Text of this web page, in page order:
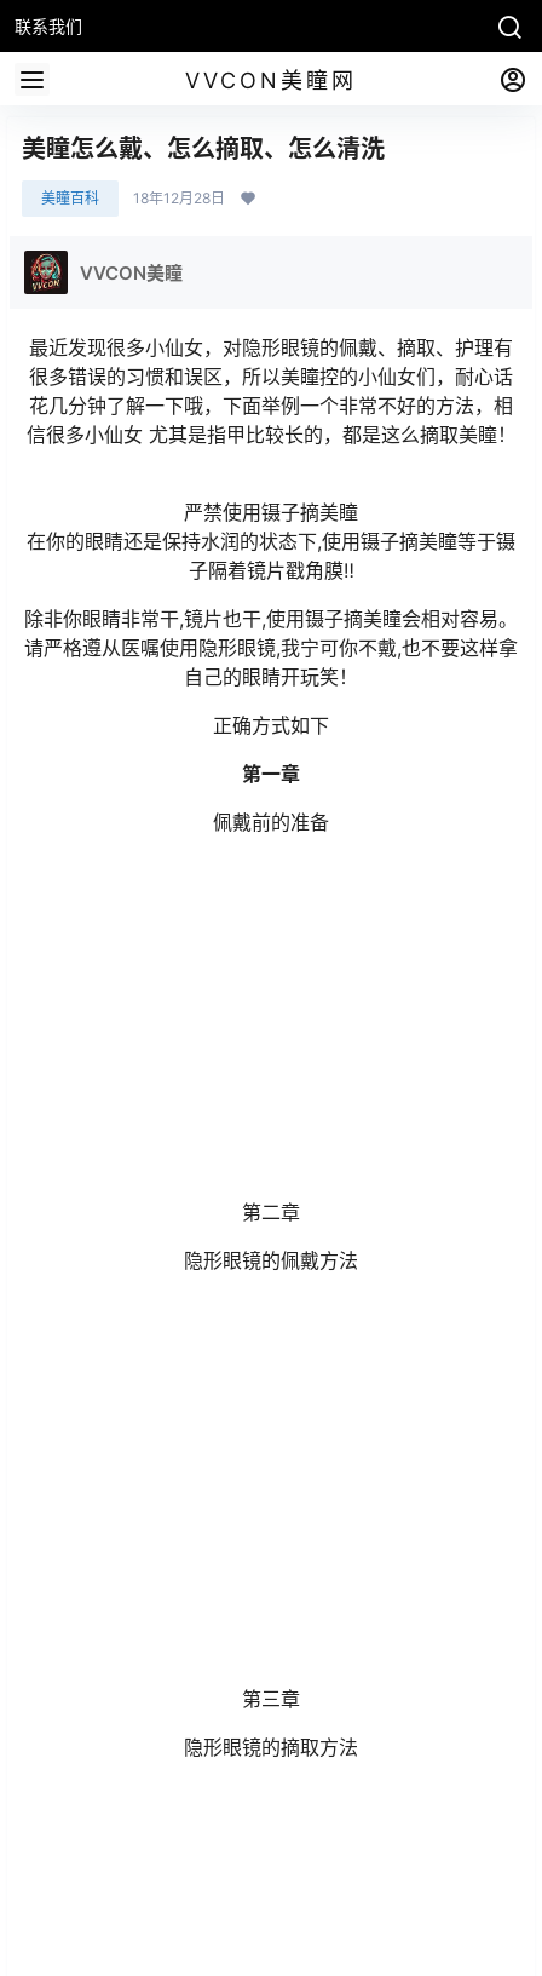
联系我们
VVCON美瞳网
美瞳怎么戴、怎么摘取、怎么清洗
美瞳百科 18年12月28日
VVCON美瞳
最近发现很多小仙女，对隐形眼镜的佩戴、摘取、护理有
很多错误的习惯和误区，所以美瞳控的小仙女们，耐心话
花几分钟了解一下哦，下面举例一个非常不好的方法，相
信很多小仙女 尤其是指甲比较长的，都是这么摘取美瞳！
严禁使用镊子摘美瞳
在你的眼睛还是保持水润的状态下,使用镊子摘美瞳等于镊
子隔着镜片戳角膜‼️
除非你眼睛非常干,镜片也干,使用镊子摘美瞳会相对容易。
请严格遵从医嘱使用隐形眼镜,我宁可你不戴,也不要这样拿
自己的眼睛开玩笑！
正确方式如下
第一章
佩戴前的准备
第二章
隐形眼镜的佩戴方法
第三章
隐形眼镜的摘取方法